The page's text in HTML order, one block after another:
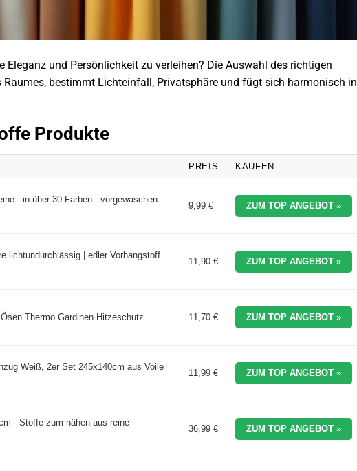
und Persönlichkeit zu verleihen? Die Auswahl des richtigen
bestimmt Lichteinfall, Privatsphäre und fügt sich harmonisch in
Produkte
PREIS KAUFEN
- in über 30 Farben - vorgewaschen
9,99 € ZUM TOP ANGEBOT »
lichtundurchlässig | edler Vorhangstoff
11,90 € ZUM TOP ANGEBOT »
Thermo Gardinen Hitzeschutz ... 11,70 € ZUM TOP ANGEBOT »
Weiß, 2er Set 245x140cm aus Voile
11,99 € ZUM TOP ANGEBOT »
- Stoffe zum nähen aus reine
36,99 € ZUM TOP ANGEBOT »